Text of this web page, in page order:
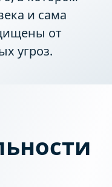
и сама
от
угроз.